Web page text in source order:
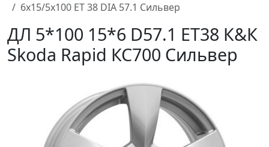
6x15/5x100 ET 38 DIA 57.1 Сильвер
ДЛ 5*100 15*6 D57.1 ET38 К&К
Skoda Rapid КС700 Сильвер